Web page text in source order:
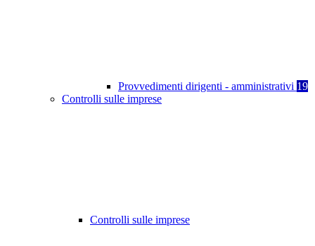
Provvedimenti dirigenti - amministrativi 19
Controlli sulle imprese
Controlli sulle imprese